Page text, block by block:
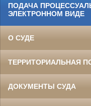
ПОДАЧА
ЭЛЕКТРОННОМ ВИДЕ
О СУДЕ
ТЕРРИТОРИАЛЬНАЯ
ДОКУМЕНТЫ СУДА